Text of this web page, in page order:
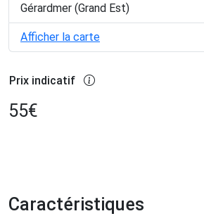
Gérardmer (Grand Est)
Afficher la carte
Prix indicatif
55€
Caractéristiques